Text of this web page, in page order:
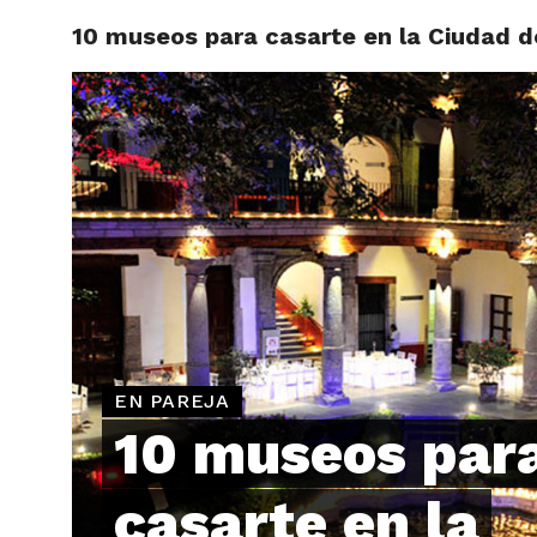
10 museos para casarte en la Ciudad
EN PAREJA
10 museos